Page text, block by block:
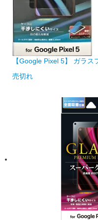
【Google Pixel 5】 ガラ
売切れ